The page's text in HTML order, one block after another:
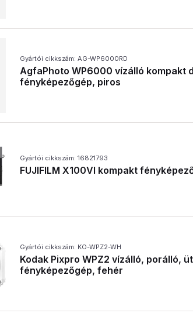
Gyártói cikkszám: AG-WP6000RD
AgfaPhoto WP6000 vízálló kompakt
fényképezőgép, piros
Gyártói cikkszám: 16821793
FUJIFILM X100VI kompakt
Gyártói cikkszám: KO-WPZ2-WH
Kodak Pixpro WPZ2 vízálló, porálló,
fényképezőgép, fehér